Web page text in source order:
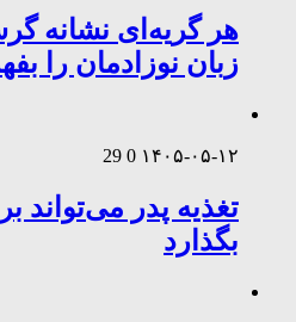
هر گریه‌ای نشانه
زبان نوزادمان را
۱۴۰۵-۰۵-۱۲ 0
29
تغذیه پدر می‌تواند
بگذارد